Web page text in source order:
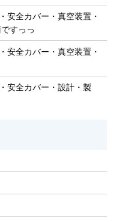
安全カバー・真空装置・
すっっ
安全カバー・真空装置・
安全カバー・設計・製